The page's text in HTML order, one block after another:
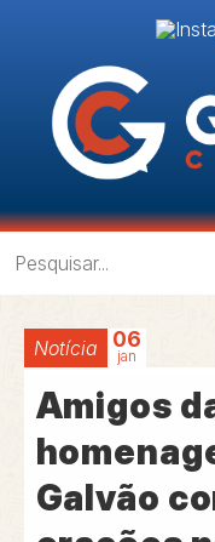
Notícia 06
jan
Amigos
Galvão